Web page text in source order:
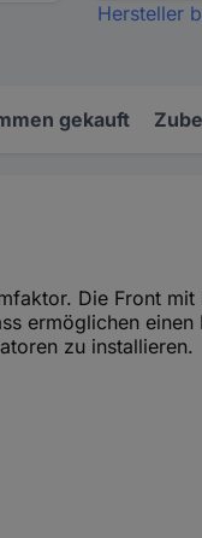
Hersteller
gekauft
Die Front
ermöglichen
zu installieren.